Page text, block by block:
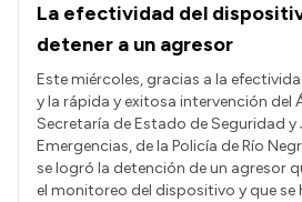
La efectividad del
detener a un agresor
Este miércoles, gracias a la
y la rápida y exitosa intervención del
Secretaría de Estado de Seguridad y
Emergencias, de la Policía de Río
se logró la detención de un agresor
el monitoreo del dispositivo y que se